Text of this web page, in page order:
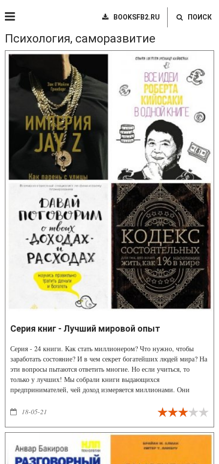
BOOKSFB2.RU ПОИСК
Психология, саморазвитие
Серия книг - Лучший мировой опыт
Серия - 24 книги. Как стать миллионером? Что нужно, чтобы
заработать состояние? И в чем секрет богатейших людей мира? На
эти вопросы пытаются ответить многие. Но если учиться, то
только у лучших! Мы собрали книги выдающихся
предпринимателей, чей доход измеряется миллионами. Они
18-05-21